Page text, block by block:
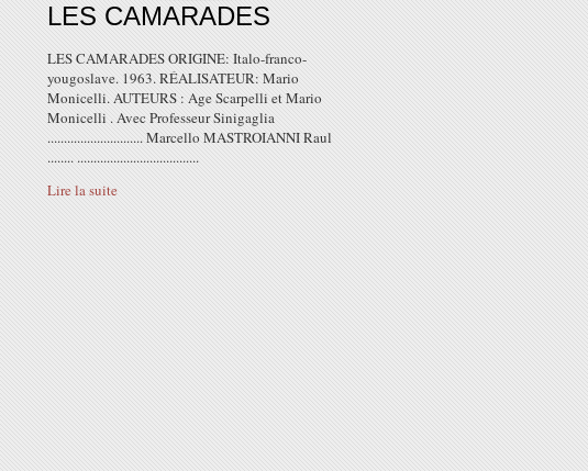
LES CAMARADES
LES CAMARADES ORIGINE: Italo-franco-
yougoslave. 1963. RÉALISATEUR: Mario
Monicelli. AUTEURS : Age Scarpelli et Mario
Monicelli . Avec Professeur Sinigaglia
............................. Marcello MASTROIANNI Raul
........ .....................................
Lire la suite